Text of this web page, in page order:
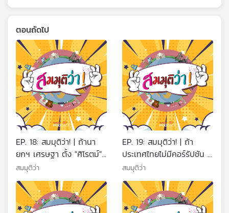
ตอนถัดไป
EP. 18: สมมุติว่า! | ถ้านา
ยกฯ เศรษฐา ตั้ง "ศิโรตม์"
เป็นโฆษกรัฐบาล !!
สมมุติว่า
EP. 19: สมมุติว่า! | ถ้า
ประเทศไทยไม่มีคอร์รัปชัน ก็
ไม่มีปฏิวัติรัฐประหาร ?
สมมุติว่า